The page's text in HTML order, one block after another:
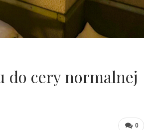
do cery normalnej
0